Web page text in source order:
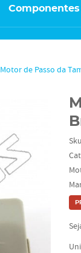
Componentes
Motor de Passo da